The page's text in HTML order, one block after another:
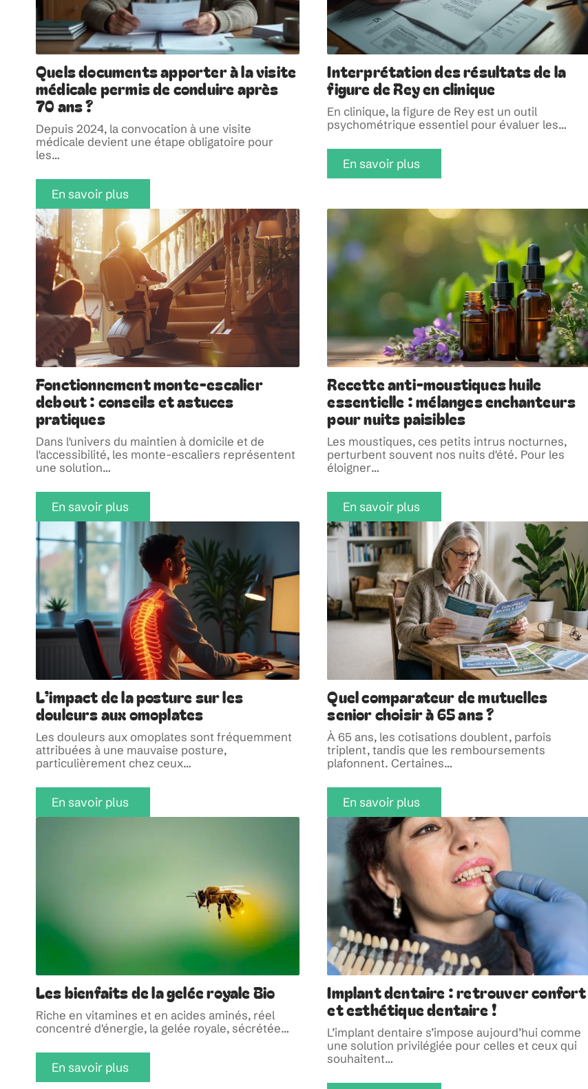
Quels documents apporter à la visite
médicale permis de conduire après
70 ans ?
Depuis 2024, la convocation à une visite
médicale devient une étape obligatoire pour
les…
En savoir plus
Interprétation des résultats de la
figure de Rey en clinique
En clinique, la figure de Rey est un outil
psychométrique essentiel pour évaluer les…
En savoir plus
Fonctionnement monte-escalier
debout : conseils et astuces
pratiques
Dans l'univers du maintien à domicile et de
l'accessibilité, les monte-escaliers représentent
une solution…
En savoir plus
Recette anti-moustiques huile
essentielle : mélanges enchanteurs
pour nuits paisibles
Les moustiques, ces petits intrus nocturnes,
perturbent souvent nos nuits d'été. Pour les
éloigner…
En savoir plus
L’impact de la posture sur les
douleurs aux omoplates
Les douleurs aux omoplates sont fréquemment
attribuées à une mauvaise posture,
particulièrement chez ceux…
En savoir plus
Quel comparateur de mutuelles
senior choisir à 65 ans ?
À 65 ans, les cotisations doublent, parfois
triplent, tandis que les remboursements
plafonnent. Certaines…
En savoir plus
Les bienfaits de la gelée royale Bio
Riche en vitamines et en acides aminés, réel
concentré d'énergie, la gelée royale, sécrétée…
En savoir plus
Implant dentaire : retrouver confort
et esthétique dentaire !
L’implant dentaire s’impose aujourd’hui comme
une solution privilégiée pour celles et ceux qui
souhaitent…